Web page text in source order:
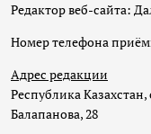
Редактор веб-сайта:
Номер телефона
Адрес редакции
Республика Казахстан,
Балапанова, 28